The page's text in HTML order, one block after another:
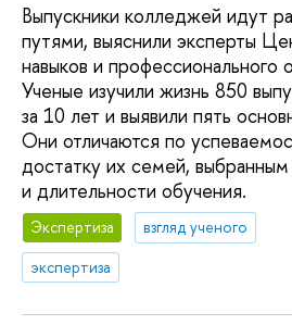
Выпускники колледжей идут
путями, выяснили эксперты
навыков и
Ученые изучили жизнь 850
за 10 лет и выявили пять
Они отличаются по
достатку их семей,
и длительности обучения.
Экспертиза
взгляд ученого
экспертиза